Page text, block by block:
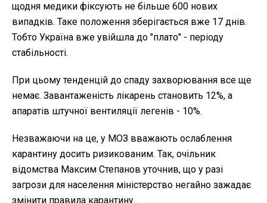
щодня медики фіксують не більше 600 нових
випадків. Таке положення зберігається вже 17 днів.
Тобто Україна вже увійшла до "плато" - періоду
стабільності.
При цьому тенденцій до спаду захворювання все ще
немає. Завантаженість лікарень становить 12%, а
апаратів штучної вентиляції легенів - 10%.
Незважаючи на це, у МОЗ вважають ослаблення
карантину досить ризикованим. Так, очільник
відомства Максим Степанов уточнив, що у разі
загрози для населення міністерство негайно зажадає
змінити правила карантину.